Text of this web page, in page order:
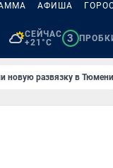
АФИША
СЕЙЧАС
+21°C
3
новую развязку в Тюмени